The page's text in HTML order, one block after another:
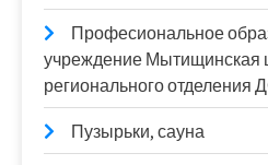
Професиональное
учреждение Мытищинская
регионального
Пузырьки, сауна